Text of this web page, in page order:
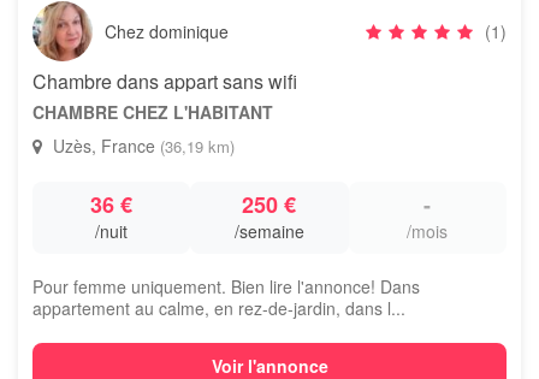
Chez dominique (1)
Chambre dans appart sans wifi
CHAMBRE CHEZ L'HABITANT
Uzès, France (36,19 km)
36 €
/nuit
250 €
/semaine
-
/mois
Pour femme uniquement. Bien lire l'annonce! Dans
appartement au calme, en rez-de-jardin, dans l...
Voir l'annonce